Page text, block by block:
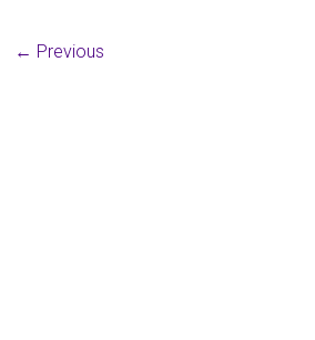
← Previous